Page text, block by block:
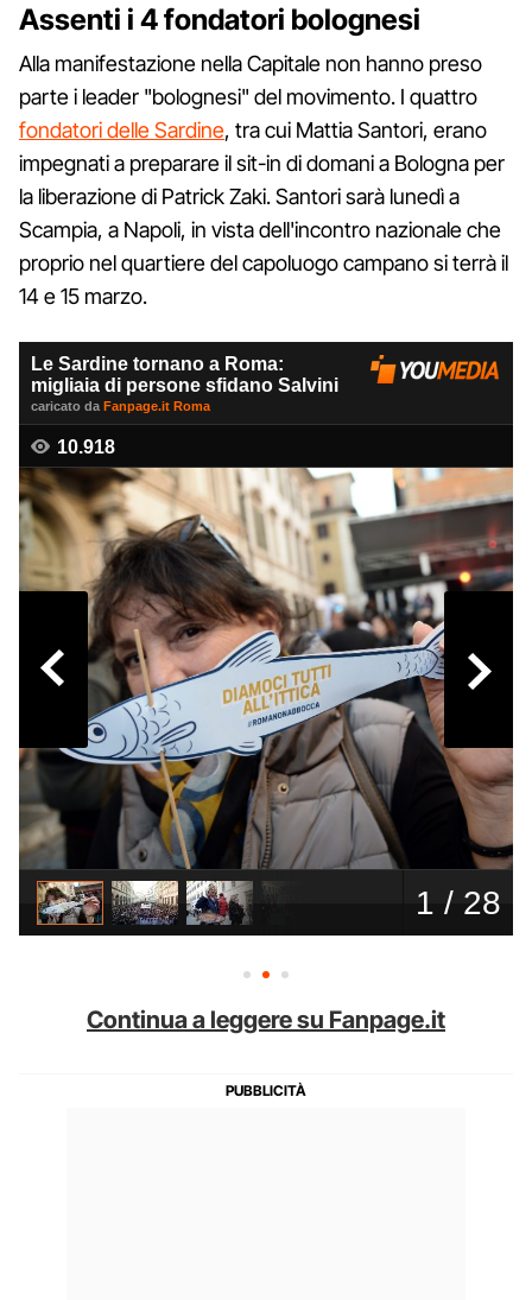
Assenti i 4 fondatori bolognesi
Alla manifestazione nella Capitale non hanno preso
parte i leader "bolognesi" del movimento. I quattro
fondatori delle Sardine, tra cui Mattia Santori, erano
impegnati a preparare il sit-in di domani a Bologna per
la liberazione di Patrick Zaki. Santori sarà lunedì a
Scampia, a Napoli, in vista dell'incontro nazionale che
proprio nel quartiere del capoluogo campano si terrà il
14 e 15 marzo.
Continua a leggere su Fanpage.it